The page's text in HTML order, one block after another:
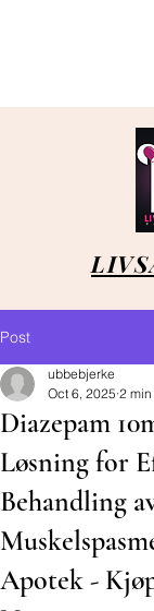
Post
Diazepam
Løsning for
Behandling
Apotek -
ubbebjerke
Oct 6, 2025 2